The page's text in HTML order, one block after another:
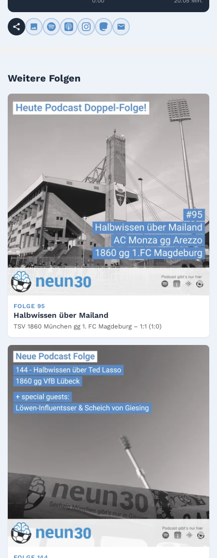
Weitere Folgen
FOLGE 95
Halbwissen über Mailand
TSV 1860 München gg 1. FC Magdeburg – 1:1 (1:0)